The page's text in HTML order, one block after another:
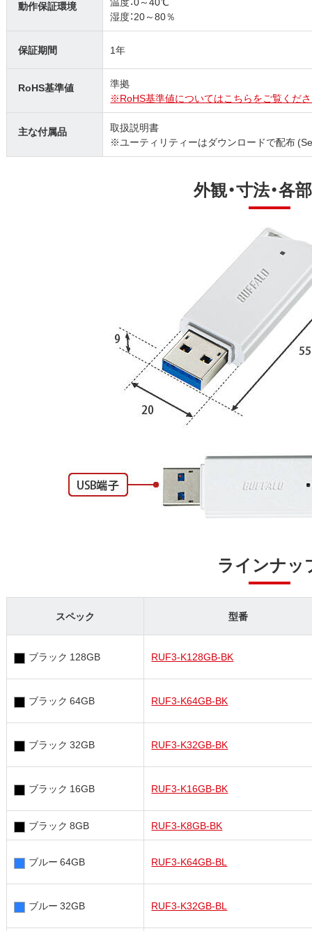
動作保証環境
湿度：20～80％
保証期間 1年
RoHS基準値
準拠
※RoHS基準値についてはこちらをご覧くだ
主な付属品
取扱説明書
※ユーティリティーはダウンロードで配布
外観・寸法・各
ラインナッ
スペック 型番
ブラック 128GB RUF3-K128GB-BK
ブラック 64GB RUF3-K64GB-BK
ブラック 32GB RUF3-K32GB-BK
ブラック 16GB RUF3-K16GB-BK
ブラック 8GB RUF3-K8GB-BK
ブルー 64GB RUF3-K64GB-BL
ブルー 32GB RUF3-K32GB-BL